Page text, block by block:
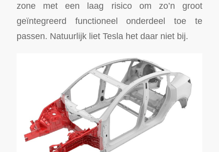
zone met een laag risico om zo’n groot
geïntegreerd functioneel onderdeel toe te
passen. Natuurlijk liet Tesla het daar niet bij.